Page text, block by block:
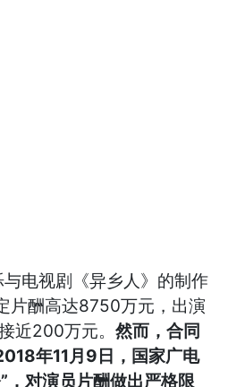
电视剧《异乡人》的制作
片酬高达8750万元，出演
近200万元。然而，合同
年11月9日，国家广电
，对演员片酬做出严格限